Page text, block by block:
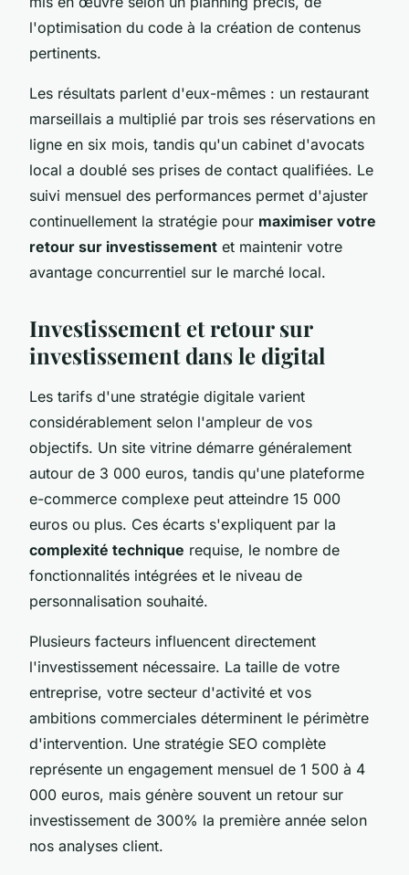
l'optimisation du code à la création de contenus
pertinents.
Les résultats parlent d'eux-mêmes : un restaurant
marseillais a multiplié par trois ses réservations en
ligne en six mois, tandis qu'un cabinet d'avocats
local a doublé ses prises de contact qualifiées. Le
suivi mensuel des performances permet d'ajuster
continuellement la stratégie pour maximiser votre
retour sur investissement et maintenir votre
avantage concurrentiel sur le marché local.
Investissement et retour sur
investissement dans le digital
Les tarifs d'une stratégie digitale varient
considérablement selon l'ampleur de vos
objectifs. Un site vitrine démarre généralement
autour de 3 000 euros, tandis qu'une plateforme
e-commerce complexe peut atteindre 15 000
euros ou plus. Ces écarts s'expliquent par la
complexité technique requise, le nombre de
fonctionnalités intégrées et le niveau de
personnalisation souhaité.
Plusieurs facteurs influencent directement
l'investissement nécessaire. La taille de votre
entreprise, votre secteur d'activité et vos
ambitions commerciales déterminent le périmètre
d'intervention. Une stratégie SEO complète
représente un engagement mensuel de 1 500 à 4
000 euros, mais génère souvent un retour sur
investissement de 300% la première année selon
nos analyses client.